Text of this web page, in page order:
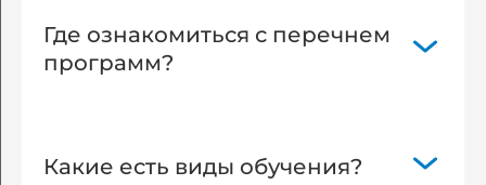
Где ознакомиться с перечнем
программ?
Какие есть виды обучения?